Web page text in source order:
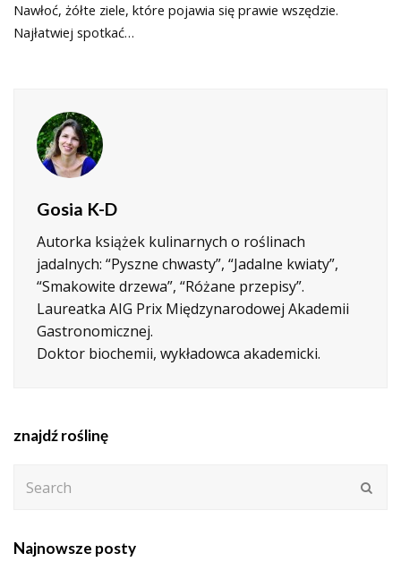
Nawłoć, żółte ziele, które pojawia się prawie wszędzie.
Najłatwiej spotkać…
Gosia K-D
Autorka książek kulinarnych o roślinach
jadalnych: “Pyszne chwasty”, “Jadalne kwiaty”,
“Smakowite drzewa”, “Różane przepisy”.
Laureatka AIG Prix Międzynarodowej Akademii
Gastronomicznej.
Doktor biochemii, wykładowca akademicki.
znajdź roślinę
Najnowsze posty